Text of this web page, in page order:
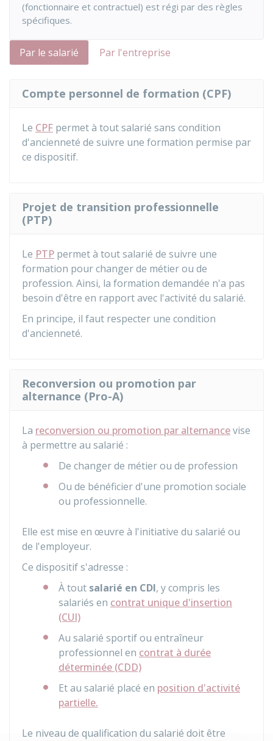
(fonctionnaire et contractuel) est régi par des règles
spécifiques.
Par le salarié Par l'entreprise
Compte personnel de formation (CPF)
Le CPF permet à tout salarié sans condition
d'ancienneté de suivre une formation permise par
ce dispositif.
Projet de transition professionnelle
(PTP)
Le PTP permet à tout salarié de suivre une
formation pour changer de métier ou de
profession. Ainsi, la formation demandée n'a pas
besoin d'être en rapport avec l'activité du salarié.
En principe, il faut respecter une condition
d'ancienneté.
Reconversion ou promotion par
alternance (Pro-A)
La reconversion ou promotion par alternancevise
à permettre au salarié :
De changer de métier ou de profession
Ou de bénéficier d'une promotion sociale
ou professionnelle.
Elle est mise en œuvre à l'initiative du salarié ou
de l'employeur.
Ce dispositif s'adresse :
À tout salarié en CDI, y compris les
salariés en contrat unique d'insertion
(CUI)
Au salarié sportif ou entraîneur
professionnel en contrat à durée
déterminée (CDD)
Et au salarié placé en position d'activité
partielle.
Le niveau de qualification du salarié doit être